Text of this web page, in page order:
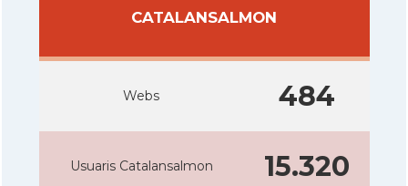
CATALANSALMON
Webs 484
Usuaris Catalansalmon 15.320